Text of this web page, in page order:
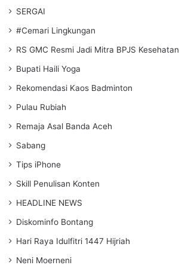
SERGAI
#Cemari Lingkungan
RS GMC Resmi Jadi Mitra BPJS Kesehatan
Bupati Haili Yoga
Rekomendasi Kaos Badminton
Pulau Rubiah
Remaja Asal Banda Aceh
Sabang
Tips iPhone
Skill Penulisan Konten
HEADLINE NEWS
Diskominfo Bontang
Hari Raya Idulfitri 1447 Hijriah
Neni Moerneni